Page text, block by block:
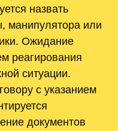
назвать
манипулятора или
Ожидание
реагирования
ситуации.
с указанием
документов